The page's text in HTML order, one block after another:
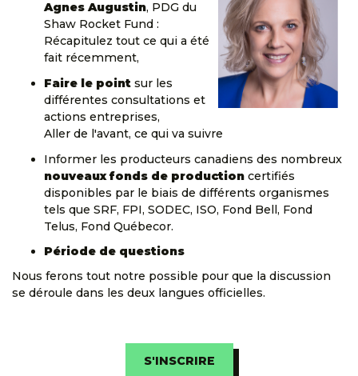
Agnes Augustin, PDG du
Shaw Rocket Fund :
Récapitulez tout ce qui a été
fait récemment,
Faire le point sur les
différentes consultations et
actions entreprises,
Aller de l'avant, ce qui va suivre
Informer les producteurs canadiens des nombreux
nouveaux fonds de production certifiés
disponibles par le biais de différents organismes
tels que SRF, FPI, SODEC, ISO, Fond Bell, Fond
Telus, Fond Québecor.
Période de questions
Nous ferons tout notre possible pour que la discussion
se déroule dans les deux langues officielles.
S'INSCRIRE